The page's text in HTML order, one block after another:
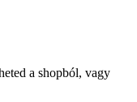
a shopból, vagy